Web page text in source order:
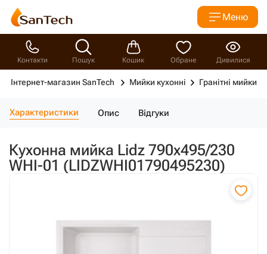
Меню
Контакти Пошук Кошик Обране Дивилися
Інтернет-магазин SanTech Мийки кухонні Гранітні мийки
Характеристики Опис Відгуки
Кухонна мийка Lidz 790x495/230
WHI-01 (LIDZWHI01790495230)